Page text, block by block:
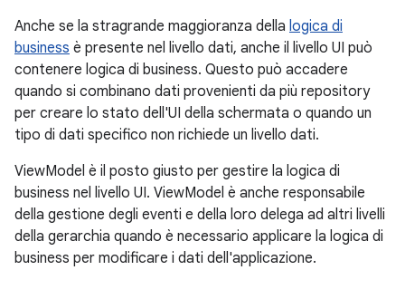
Anche se la stragrande maggioranza della logica di
business è presente nel livello dati, anche il livello UI può
contenere logica di business. Questo può accadere
quando si combinano dati provenienti da più repository
per creare lo stato dell'UI della schermata o quando un
tipo di dati specifico non richiede un livello dati.
ViewModel è il posto giusto per gestire la logica di
business nel livello UI. ViewModel è anche responsabile
della gestione degli eventi e della loro delega ad altri livelli
della gerarchia quando è necessario applicare la logica di
business per modificare i dati dell'applicazione.